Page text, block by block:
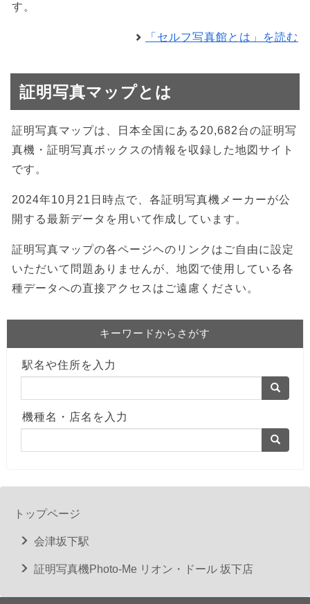
す。
「セルフ写真館とは」を読む
証明写真マップとは
証明写真マップは、日本全国にある20,682台の証明写
真機・証明写真ボックスの情報を収録した地図サイト
です。
2024年10月21日時点で、各証明写真機メーカーが公
開する最新データを用いて作成しています。
証明写真マップの各ページヘのリンクはご自由に設定
いただいて問題ありませんが、地図で使用している各
種データへの直接アクセスはご遠慮ください。
キーワードからさがす
駅名や住所を入力
機種名・店名を入力
トップページ
会津坂下駅
証明写真機Photo-Me リオン・ドール 坂下店